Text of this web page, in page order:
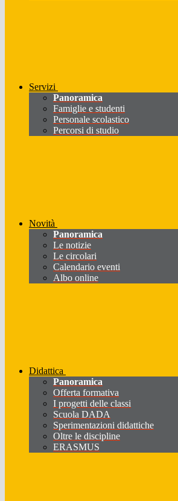
Servizi
Panoramica
Famiglie e studenti
Personale scolastico
Percorsi di studio
Novità
Panoramica
Le notizie
Le circolari
Calendario eventi
Albo online
Didattica
Panoramica
Offerta formativa
I progetti delle classi
Scuola DADA
Sperimentazioni didattiche
Oltre le discipline
ERASMUS